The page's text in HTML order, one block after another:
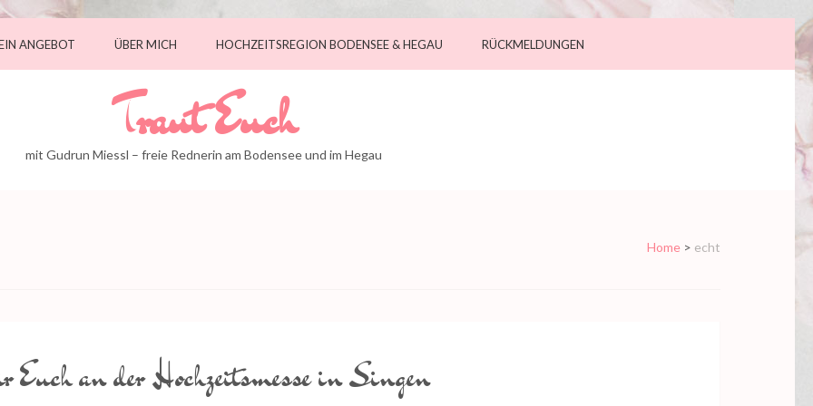
ANGEBOT ÜBER MICH HOCHZEITSREGION BODENSEE & HEGAU RÜCKMELDUNGEN
Traut Euch
mit Gudrun Miessl – freie Rednerin am Bodensee und im Hegau
Home > echt
Euch an der Hochzeitsmesse in Singen